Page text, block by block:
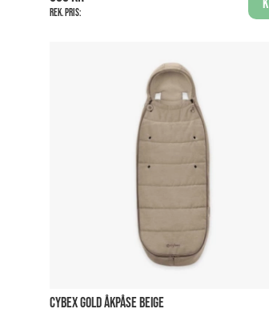
Rek. pris:
CYBEX GOLD ÅKPÅSE BEIGE